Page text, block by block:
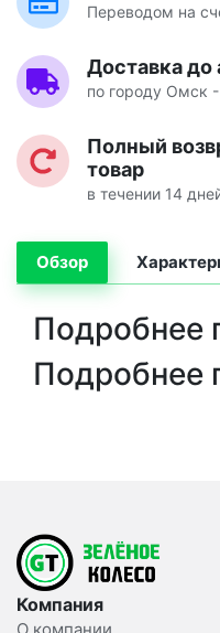
Переводом на
Доставка до
по городу Омск
Полный
товар
в течении 14
Обзор
Подробнее
Подробнее
Компания